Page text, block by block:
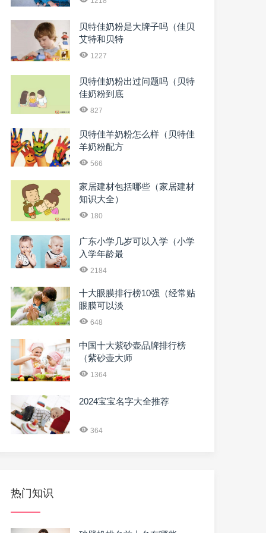
贝特佳奶粉是大牌子吗（佳贝
艾特和贝特
1227
贝特佳奶粉出过问题吗（贝特
佳奶粉到底
827
贝特佳羊奶粉怎么样（贝特佳
羊奶粉配方
566
家居建材包括哪些（家居建材
知识大全）
180
广东小学几岁可以入学（小学
入学年龄最
2184
十大眼膜排行榜10强（经常贴
眼膜可以淡
648
中国十大紫砂壶品牌排行榜
（紫砂壶大师
1364
2024宝宝名字大全推荐
364
热门知识